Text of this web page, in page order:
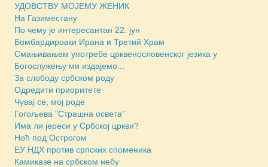
УДОВСТВУ МОЈЕМУ ЖЕНИК
На Газиместану
По чему је интересантан 22. јун
Бомбардировки Ирана и Третий Храм
Смањивањем употребе црквенословенског језика у
Богослужењу ми издајемо...
За слободу србском роду
Одредити приоритете
Чувај се, мој роде
Гогољева "Страшна освета"
Има ли јереси у Србској цркви?
Ноћ под Острогом
ЕУ НДХ против српских споменика
Камиказе на србском небу